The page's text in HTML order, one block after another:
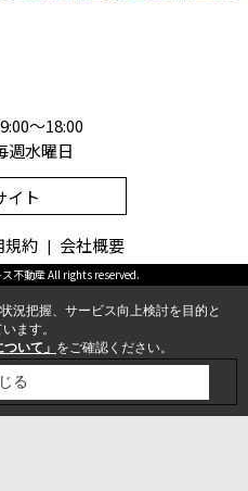
～18:00
週水曜日
イト
規約 会社概要
不動産 All rights reserved.
況把握、サービス向上検討を目的と
ます。
いて」 をご確認ください。
る